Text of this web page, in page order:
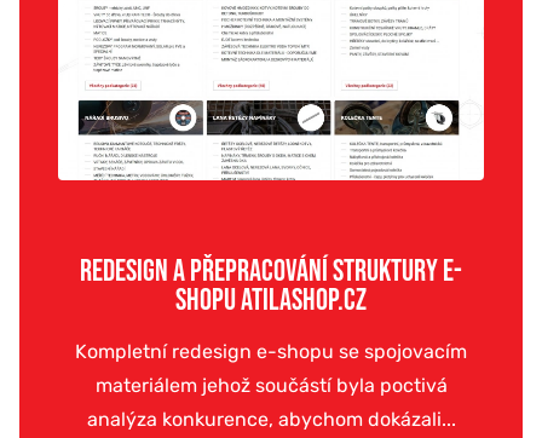
REDESIGN A PŘEPRACOVÁNÍ STRUKTURY E-
SHOPU ATILASHOP.CZ
Kompletní redesign e-shopu se spojovacím
materiálem jehož součástí byla poctivá
analýza konkurence, abychom dokázali...